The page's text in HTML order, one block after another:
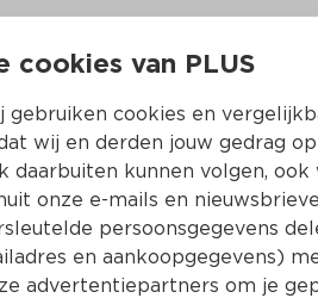
Pedigree
Per Doos 115 g
Product niet
cookies van PLUS
gebruiken cookies en
wij en derden jouw gedrag
daarbuiten kunnen volgen,
onze e-mails en
persoonsgegevens
en aankoopgegevens)
advertentiepartners om je